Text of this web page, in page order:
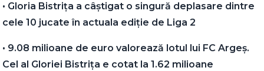
•⁠ ⁠Gloria Bistrița a câștigat o singură deplasare dintre
cele 10 jucate în actuala ediție de Liga 2
•⁠ ⁠9.08 milioane de euro valorează lotul lui FC Argeș.
Cel al Gloriei Bistrița e cotat la 1.62 milioane